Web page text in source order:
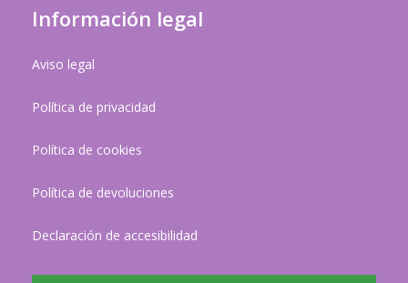
Información legal
Aviso legal
Política de privacidad
Política de cookies
Política de devoluciones
Declaración de accesibilidad